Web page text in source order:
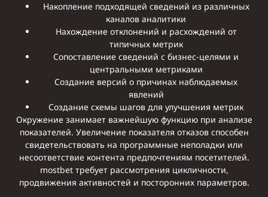
Накопление подходящей сведений из различных
каналов аналитики
Нахождение отклонений и расхождений от
типичных метрик
Сопоставление сведений с бизнес-целями и
центральными метриками
Создание версий о причинах наблюдаемых
явлений
Создание схемы шагов для улучшения метрик
Окружение занимает важнейшую функцию при анализе
показателей. Увеличение показателя отказов способен
свидетельствовать на программные неполадки или
несоответствие контента предпочтениям посетителей.
mostbet требует рассмотрения цикличности,
продвижения активностей и посторонних параметров.